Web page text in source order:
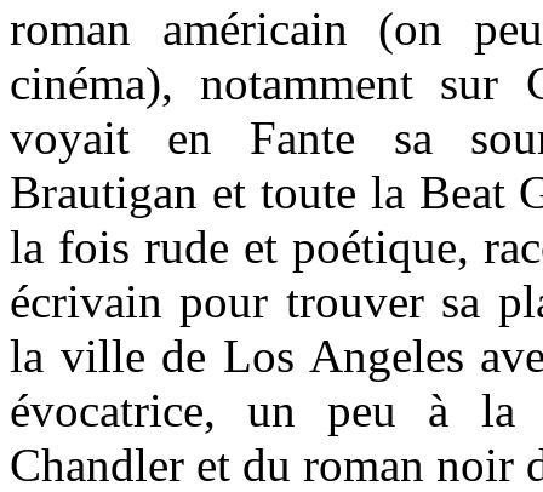
roman américain (on
cinéma), notamment sur
voyait en Fante sa
Brautigan et toute la Beat
la fois rude et poétique,
écrivain pour trouver sa
la ville de Los Angeles
évocatrice, un peu à la
Chandler et du roman noir